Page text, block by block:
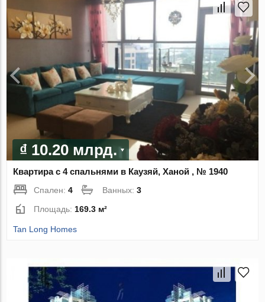
₫ 10.20 млрд.
Квартира с 4 спальнями в Каузяй, Ханой , № 1940
Спален:4 Ванных:3
Площадь:169.3 м²
Tan Long Homes